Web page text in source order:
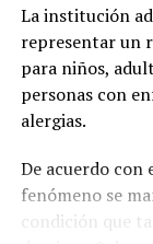
Digital Assets
consolidó a El
referente global en
regulación de
digitales
16 abril, 2026
La institución
representar un
para niños,
personas con
alergias.
De acuerdo con
fenómeno se
condición que